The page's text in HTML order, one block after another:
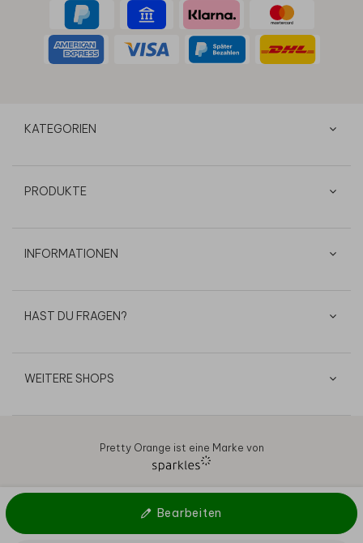
Bearbeiten
KATEGORIEN
PRODUKTE
INFORMATIONEN
HAST DU FRAGEN?
WEITERE SHOPS
Pretty Orange ist eine Marke von
Cookies